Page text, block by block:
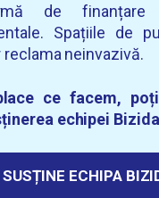
de finanțare
Spațiile de
reclama neinvazivă.
ce facem,
echipei
SUSȚINE ECHIPA